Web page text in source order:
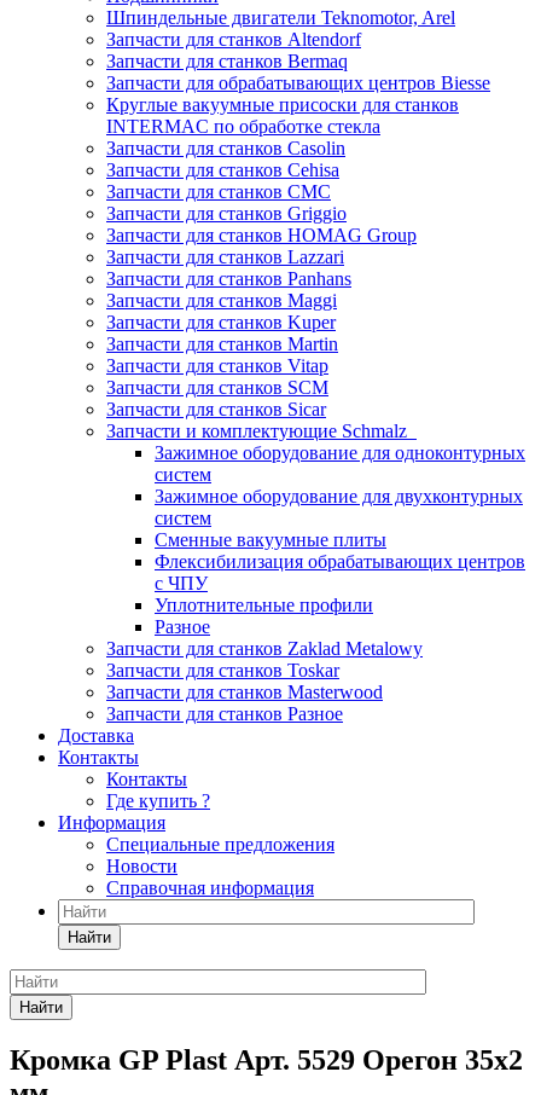
Шпиндельные двигатели Teknomotor, Arel
Запчасти для станков Altendorf
Запчасти для станков Bermaq
Запчасти для обрабатывающих центров Biesse
Круглые вакуумные присоски для станков
INTERMAC по обработке стекла
Запчасти для станков Casolin
Запчасти для станков Cehisa
Запчасти для станков CMC
Запчасти для станков Griggio
Запчасти для станков HOMAG Group
Запчасти для станков Lazzari
Запчасти для станков Panhans
Запчасти для станков Maggi
Запчасти для станков Kuper
Запчасти для станков Martin
Запчасти для станков Vitap
Запчасти для станков SCM
Запчасти для станков Sicar
Запчасти и комплектующие Schmalz
Зажимное оборудование для одноконтурных
систем
Зажимное оборудование для двухконтурных
систем
Сменные вакуумные плиты
Флексибилизация обрабатывающих центров
с ЧПУ
Уплотнительные профили
Разное
Запчасти для станков Zaklad Metalowy
Запчасти для станков Toskar
Запчасти для станков Masterwood
Запчасти для станков Разное
Доставка
Контакты
Контакты
Где купить ?
Информация
Специальные предложения
Новости
Справочная информация
Найти
Найти
Кромка GP Plast Арт. 5529 Орегон 35x2